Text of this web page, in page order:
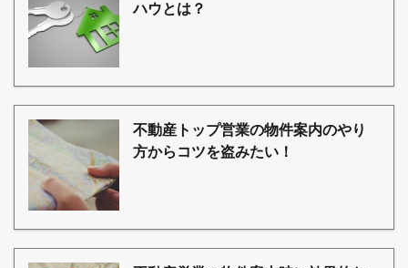
ハウとは？
不動産トップ営業の物件案内のやり
方からコツを盗みたい！